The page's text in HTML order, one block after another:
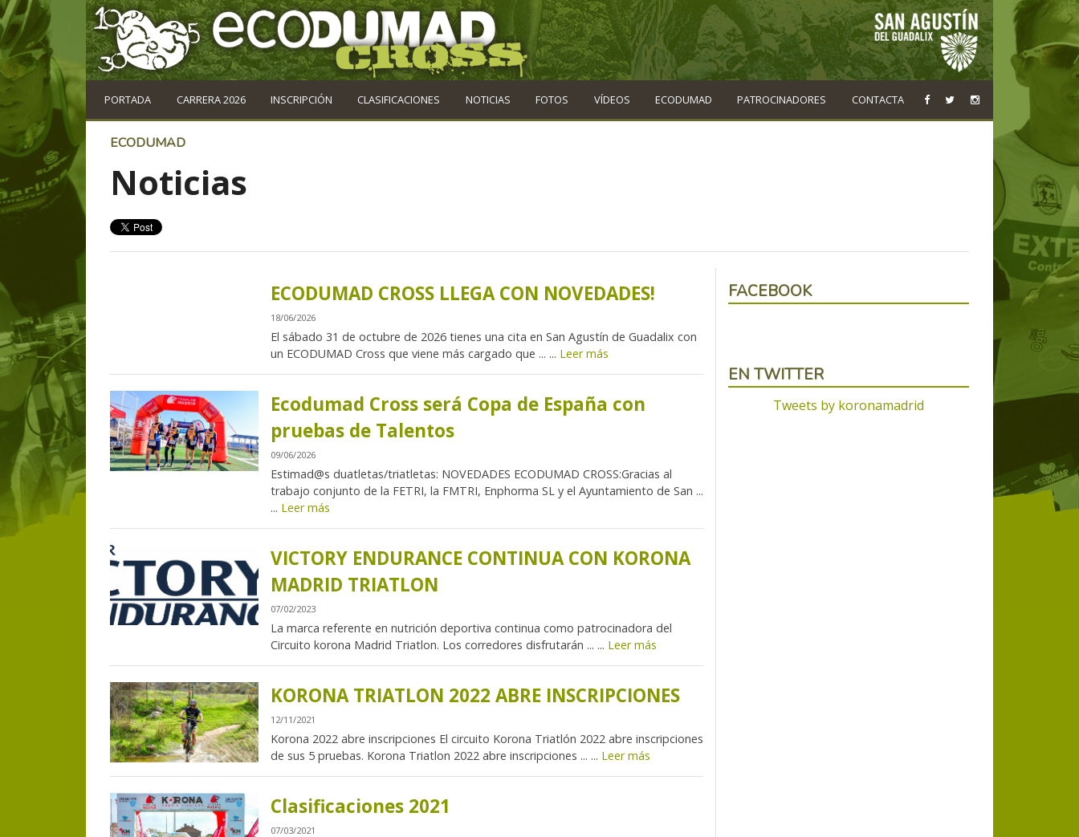
PORTADA CARRERA 2026 INSCRIPCIÓN CLASIFICACIONES NOTICIAS FOTOS VÍDEOS ECODUMAD PATROCINADORES CONTACTA
ECODUMAD
Noticias
ECODUMAD CROSS LLEGA CON NOVEDADES!
18/06/2026
El sábado 31 de octubre de 2026 tienes una cita en San Agustín de Guadalix con
un ECODUMAD Cross que viene más cargado que ... ... Leer más
Ecodumad Cross será Copa de España con
pruebas de Talentos
09/06/2026
Estimad@s duatletas/triatletas: NOVEDADES ECODUMAD CROSS:Gracias al
trabajo conjunto de la FETRI, la FMTRI, Enphorma SL y el Ayuntamiento de San ...
... Leer más
VICTORY ENDURANCE CONTINUA CON KORONA
MADRID TRIATLON
07/02/2023
La marca referente en nutrición deportiva continua como patrocinadora del
Circuito korona Madrid Triatlon. Los corredores disfrutarán ... ... Leer más
KORONA TRIATLON 2022 ABRE INSCRIPCIONES
12/11/2021
Korona 2022 abre inscripciones El circuito Korona Triatlón 2022 abre inscripciones
de sus 5 pruebas. Korona Triatlon 2022 abre inscripciones ... ... Leer más
Clasificaciones 2021
07/03/2021
FACEBOOK
EN TWITTER
Tweets by koronamadrid